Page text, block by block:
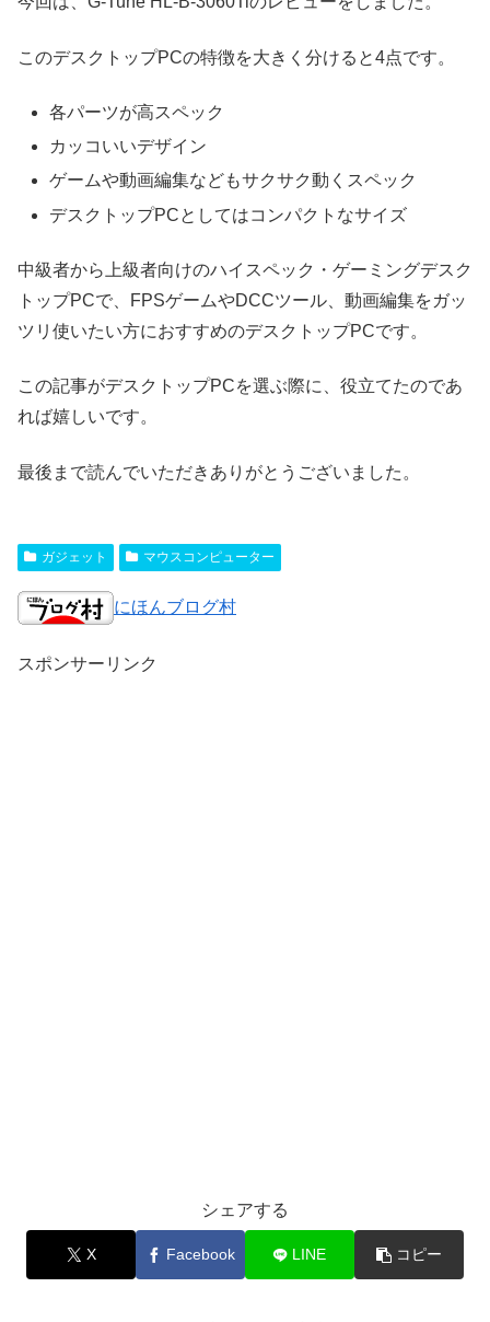
このデスクトップPCの特徴を大きく分けると4点です。
各パーツが高スペック
カッコいいデザイン
ゲームや動画編集などもサクサク動くスペック
デスクトップPCとしてはコンパクトなサイズ
中級者から上級者向けのハイスペック・ゲーミングデスク
トップPCで、FPSゲームやDCCツール、動画編集をガッ
ツリ使いたい方におすすめのデスクトップPCです。
この記事がデスクトップPCを選ぶ際に、役立てたのであ
れば嬉しいです。
最後まで読んでいただきありがとうございました。
ガジェット マウスコンピューター
にほんブログ村
スポンサーリンク
シェアする
X Facebook LINE コピー